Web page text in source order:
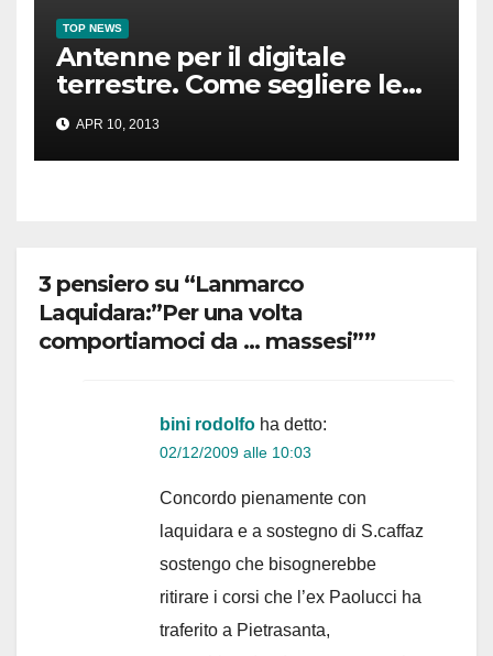
TOP NEWS
Antenne per il digitale
terrestre. Come segliere le
migliori
APR 10, 2013
3 pensiero su “Lanmarco
Laquidara:”Per una volta
comportiamoci da … massesi””
bini rodolfo ha detto:
02/12/2009 alle 10:03
Concordo pienamente con
laquidara e a sostegno di S.caffaz
sostengo che bisognerebbe
ritirare i corsi che l’ex Paolucci ha
traferito a Pietrasanta,